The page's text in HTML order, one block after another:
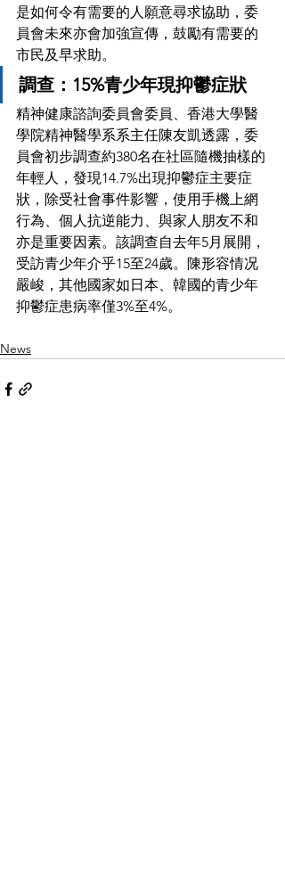
是如何令有需要的人願意尋求協助，委
員會未來亦會加強宣傳，鼓勵有需要的
市民及早求助。
調查：15%青少年現抑鬱症狀
精神健康諮詢委員會委員、香港大學醫
學院精神醫學系系主任陳友凱透露，委
員會初步調查約380名在社區隨機抽樣的
年輕人，發現14.7%出現抑鬱症主要症
狀，除受社會事件影響，使用手機上網
行為、個人抗逆能力、與家人朋友不和
亦是重要因素。該調查自去年5月展開，
受訪青少年介乎15至24歲。陳形容情况
嚴峻，其他國家如日本、韓國的青少年
抑鬱症患病率僅3%至4%。
News